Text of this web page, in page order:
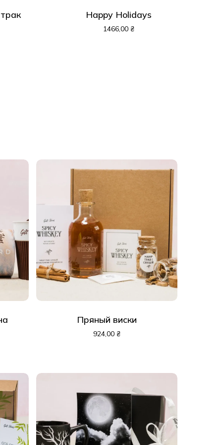
Happy Holidays
1466,00 ₴
Пряный виски
924,00 ₴